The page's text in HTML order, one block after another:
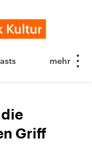
die
Griff